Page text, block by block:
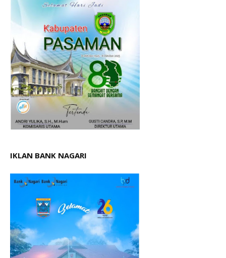
IKLAN BANK NAGARI